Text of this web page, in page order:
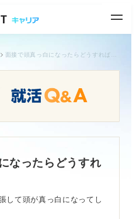
なったらどうすれ
して頭が真っ白になってし